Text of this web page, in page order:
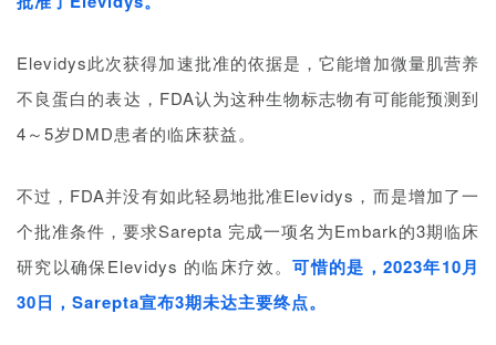
Elevidys此次获得加速批准的依据是，它能增加微量肌营养
不良蛋白的表达，FDA认为这种生物标志物有可能能预测到
4～5岁DMD患者的临床获益。
不过，FDA并没有如此轻易地批准Elevidys，而是增加了一
个批准条件，要求Sarepta 完成一项名为Embark的3期临床
研究以确保Elevidys 的临床疗效。可惜的是，2023年10月
30日，Sarepta宣布3期未达主要终点。